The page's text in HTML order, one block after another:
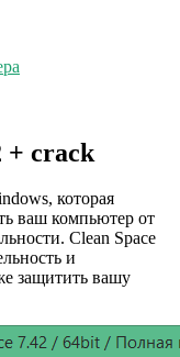
+ crack
которая
ваш компьютер от
Clean Space
и
защитить вашу